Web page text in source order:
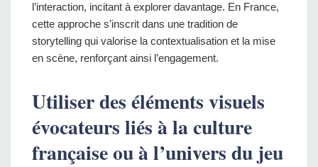
l’interaction, incitant à explorer davantage. En France,
cette approche s’inscrit dans une tradition de
storytelling qui valorise la contextualisation et la mise
en scène, renforçant ainsi l’engagement.
Utiliser des éléments visuels
évocateurs liés à la culture
française ou à l’univers du jeu